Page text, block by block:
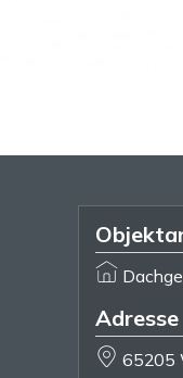
Adresse
65205